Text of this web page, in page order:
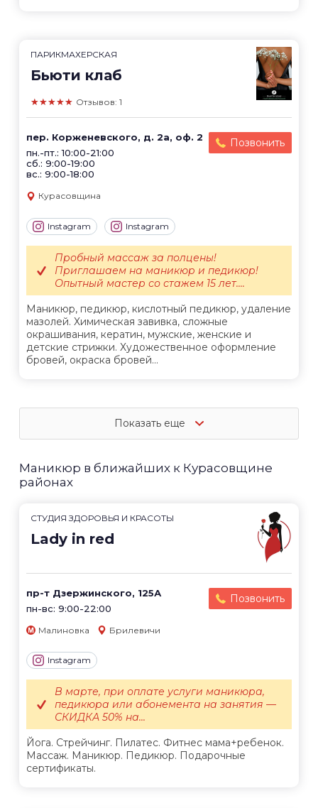
ПАРИКМАХЕРСКАЯ
Бьюти клаб
★★★★★ Отзывов: 1
пер. Корженевского, д. 2а, оф. 2
пн.-пт.: 10:00-21:00
сб.: 9:00-19:00
вс.: 9:00-18:00
Позвонить
Курасовщина
Instagram Instagram
Маникюр, педикюр, кислотный педикюр, удаление
мазолей. Химическая завивка, сложные
окрашивания, кератин, мужские, женские и
детские стрижки. Художественное оформление
бровей, окраска бровей...
Пробный массаж за полцены!
Приглашаем на маникюр и педикюр!
Опытный мастер со стажем 15 лет....
Показать еще
Маникюр в ближайших к Курасовщине
районах
СТУДИЯ ЗДОРОВЬЯ И КРАСОТЫ
Lady in red
пр-т Дзержинского, 125А
пн-вс: 9:00-22:00
Позвонить
Малиновка Брилевичи
Instagram
Йога. Стрейчинг. Пилатес. Фитнес мама+ребенок.
Массаж. Маникюр. Педикюр. Подарочные
сертификаты.
В марте, при оплате услуги маникюра,
педикюра или абонемента на занятия —
СКИДКА 50% на...